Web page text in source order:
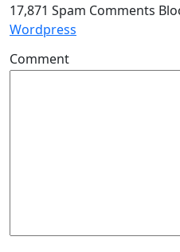
17,871 Spam Comments
Wordpress
Comment